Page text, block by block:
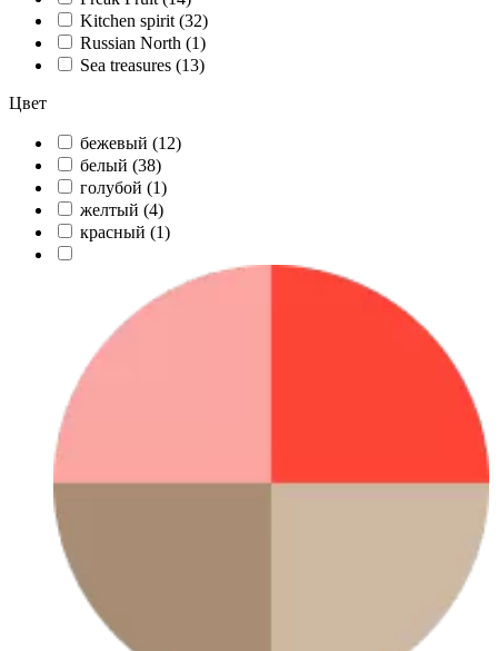
Kitchen spirit (32)
Russian North (1)
Sea treasures (13)
Цвет
бежевый (12)
белый (38)
голубой (1)
желтый (4)
красный (1)